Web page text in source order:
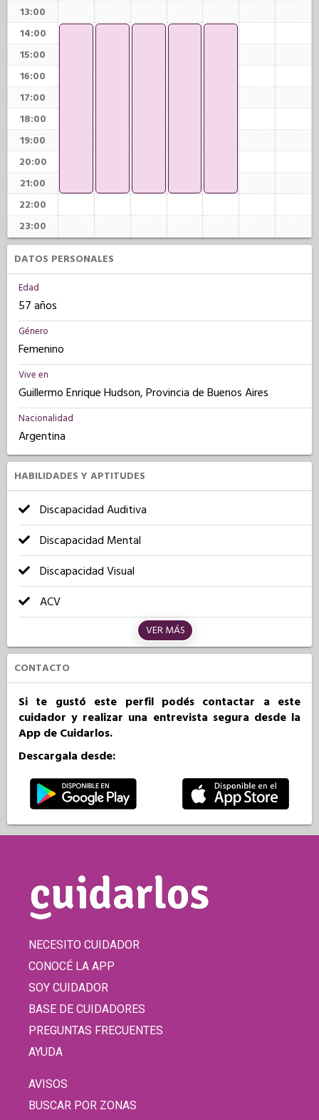
13:00
14:00
15:00
16:00
17:00
18:00
19:00
20:00
21:00
22:00
23:00
DATOS PERSONALES
Edad
57 años
Género
Femenino
Vive en
Guillermo Enrique Hudson, Provincia de Buenos Aires
Nacionalidad
Argentina
HABILIDADES Y APTITUDES
Discapacidad Auditiva
Discapacidad Mental
Discapacidad Visual
ACV
VER MÁS
CONTACTO
Si te gustó este perfil podés contactar a este
cuidador y realizar una entrevista segura desde la
App de Cuidarlos.
Descargala desde:
NECESITO CUIDADOR
CONOCÉ LA APP
SOY CUIDADOR
BASE DE CUIDADORES
PREGUNTAS FRECUENTES
AYUDA
AVISOS
BUSCAR POR ZONAS